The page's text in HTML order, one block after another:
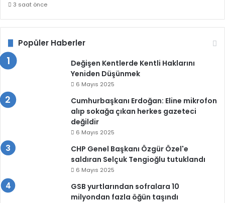
3 saat önce
Popüler Haberler
Değişen Kentlerde Kentli Haklarını
Yeniden Düşünmek
6 Mayıs 2025
Cumhurbaşkanı Erdoğan: Eline mikrofon
alıp sokağa çıkan herkes gazeteci
değildir
6 Mayıs 2025
CHP Genel Başkanı Özgür Özel'e
saldıran Selçuk Tengioğlu tutuklandı
6 Mayıs 2025
GSB yurtlarından sofralara 10
milyondan fazla öğün taşındı